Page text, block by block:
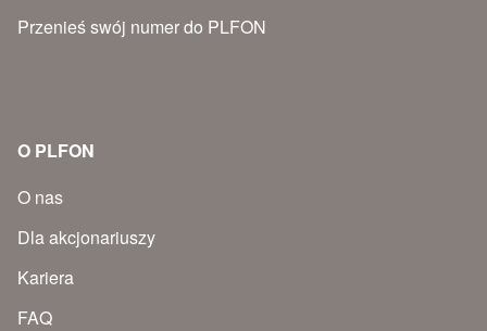
Przenieś swój numer do PLFON
O PLFON
O nas
Dla akcjonariuszy
Kariera
FAQ